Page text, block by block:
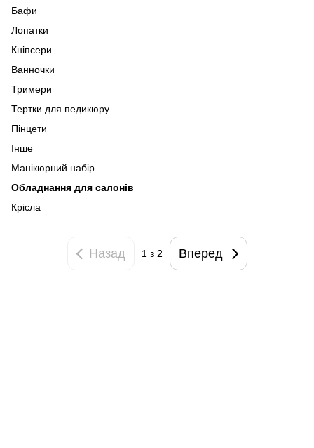
Бафи
Лопатки
Кніпсери
Ванночки
Тримери
Тертки для педикюру
Пінцети
Інше
Манікюрний набір
Обладнання для салонів
Крісла
Назад 1 з 2 Вперед